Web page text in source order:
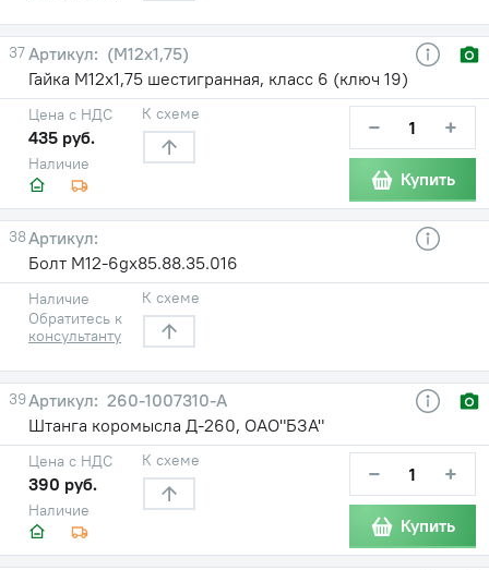
37
(М12х1,75)
Гайка М12х1,75 шестигранная, класс 6 (ключ 19)
Наличие
Цена с НДС
435 руб.
К схеме − +
Купить
38
Болт М12-6gх85.88.35.016
Наличие
Обратитесь к
консультанту
К схеме
39
260-1007310-А
Штанга коромысла Д-260, ОАО"БЗА"
Наличие
Цена с НДС
390 руб.
К схеме − +
Купить